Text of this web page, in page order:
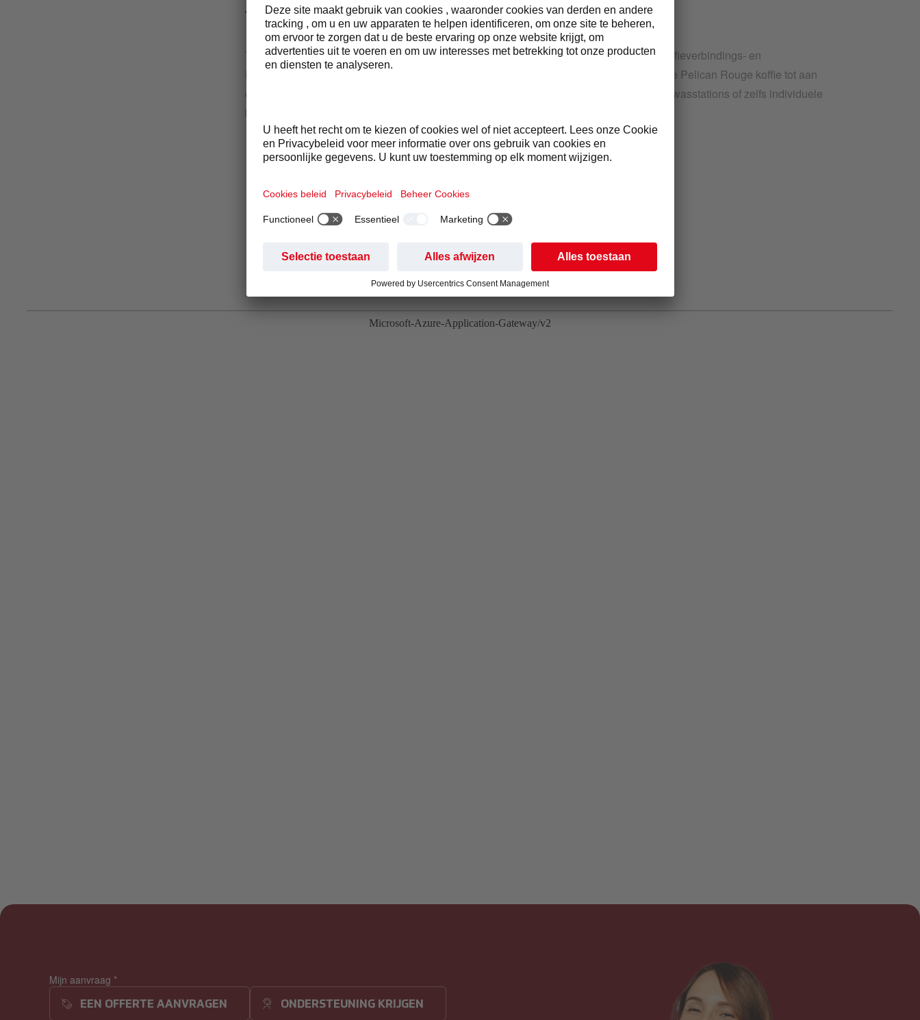
TRACEERBAARHEIDSSYSTEMEN
Via onze partnerschappen met platforms zoalsBeyco— een wereldwijd onafhankelijk koffieverbindings- en
handelsplatform op blockchain en Rainforest Alliance en Fairtrade archieven, traceren we Pelican Rouge koffie tot aan
de oorsprong. We werken samen met meerdere partners zoals handelaren, coöperaties, wasstations of zelfs individuele
kleine boerenbedrijven om de zichtbaarheid van de toeleveringsketen te vergroten.
HERE YOU CAN CHECK OUT THE MAP
Mijn aanvraag *
EEN OFFERTE AANVRAGEN ONDERSTEUNING KRIJGEN